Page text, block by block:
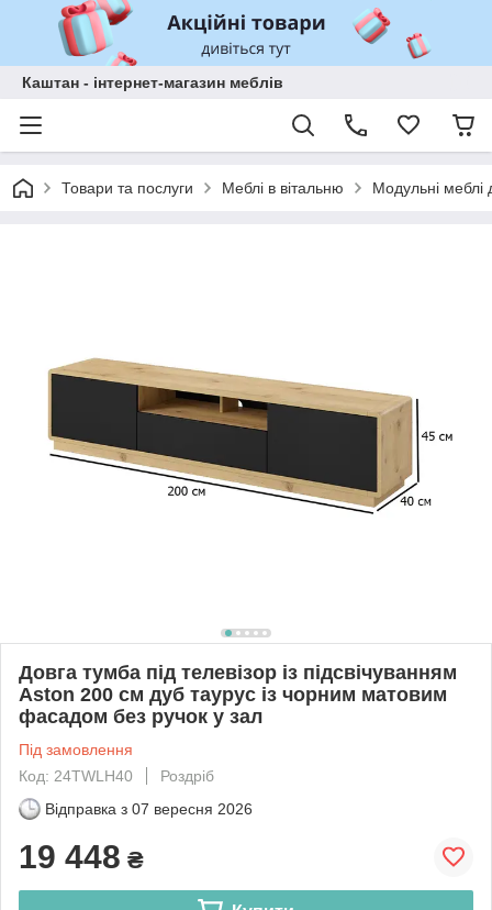
Каштан - інтернет-магазин меблів
Товари та послуги Меблі в вітальню Модульні меблі
Довга тумба під телевізор із підсвічуванням
Aston 200 см дуб таурус із чорним матовим
фасадом без ручок у зал
Під замовлення
Код: 24TWLH40
Роздріб
Відправка з 07 вересня 2026
19 448 ₴